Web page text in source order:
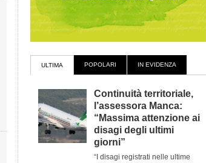
ULTIMA POPOLARI IN EVIDENZA
Continuità territoriale,
l’assessora Manca:
“Massima attenzione ai
disagi degli ultimi
giorni”
“I disagi registrati nelle ultime